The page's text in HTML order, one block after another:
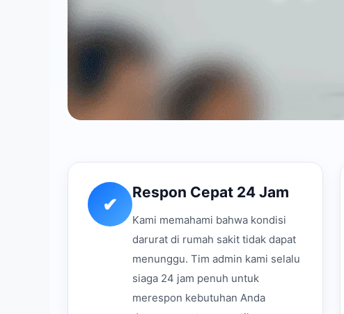
✔
Respon Cepat 24 Jam
Kami memahami bahwa kondisi
darurat di rumah sakit tidak dapat
menunggu. Tim admin kami selalu
siaga 24 jam penuh untuk
merespon kebutuhan Anda